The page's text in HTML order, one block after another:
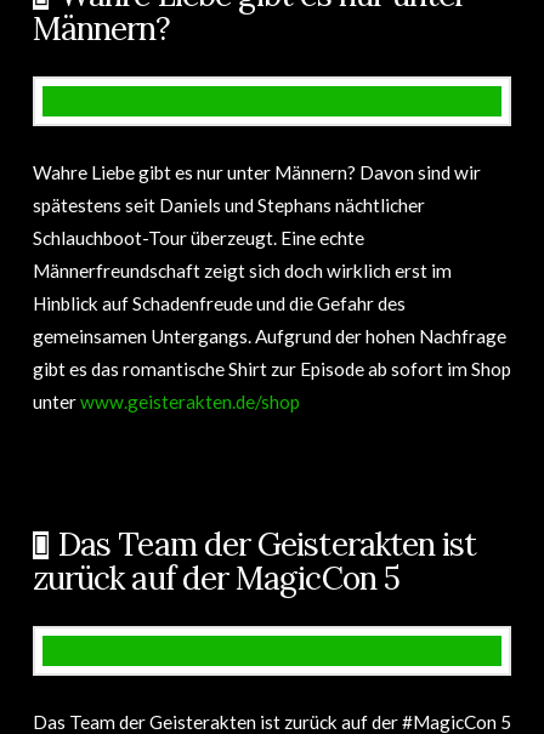
Männern?
Wahre Liebe gibt es nur unter Männern? Davon sind wir
spätestens seit Daniels und Stephans nächtlicher
Schlauchboot-Tour überzeugt. Eine echte
Männerfreundschaft zeigt sich doch wirklich erst im
Hinblick auf Schadenfreude und die Gefahr des
gemeinsamen Untergangs. Aufgrund der hohen Nachfrage
gibt es das romantische Shirt zur Episode ab sofort im Shop
unterwww.geisterakten.de/shop
Das Team der Geisterakten ist
zurück auf der MagicCon 5
Das Team der Geisterakten ist zurück auf der #MagicCon 5